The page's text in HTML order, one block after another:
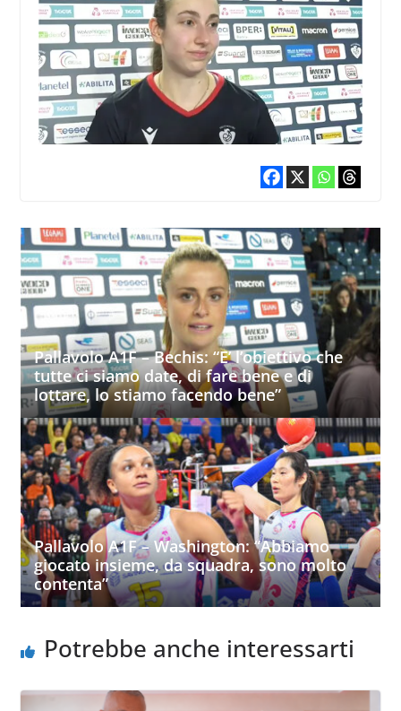
Pallavolo A1F – Bechis: “E’ l’obiettivo che
tutte ci siamo date, di fare bene e di
lottare, lo stiamo facendo bene”
Pallavolo A1F – Washington: “Abbiamo
giocato insieme, da squadra, sono molto
contenta”
Potrebbe anche interessarti